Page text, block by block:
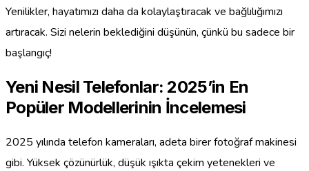
Yenilikler, hayatımızı daha da kolaylaştıracak ve bağlılığımızı
artıracak. Sizi nelerin beklediğini düşünün, çünkü bu sadece bir
başlangıç!
Yeni Nesil Telefonlar: 2025’in En
Popüler Modellerinin İncelemesi
2025 yılında telefon kameraları, adeta birer fotoğraf makinesi
gibi. Yüksek çözünürlük, düşük ışıkta çekim yetenekleri ve